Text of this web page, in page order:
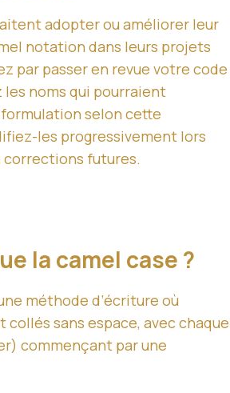
adopter ou améliorer leur
notation dans leurs projets
par passer en revue votre code
noms qui pourraient
selon cette
les progressivement lors
corrections futures.
la camel case ?
méthode d’écriture où
collés sans espace, avec chaque
commençant par une